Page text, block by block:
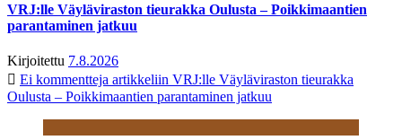
VRJ:lle Väyläviraston tieurakka Oulusta – Poikkimaantien
parantaminen jatkuu
Kirjoitettu 7.8.2026
Ei kommentteja artikkeliin VRJ:lle Väyläviraston tieurakka
Oulusta – Poikkimaantien parantaminen jatkuu